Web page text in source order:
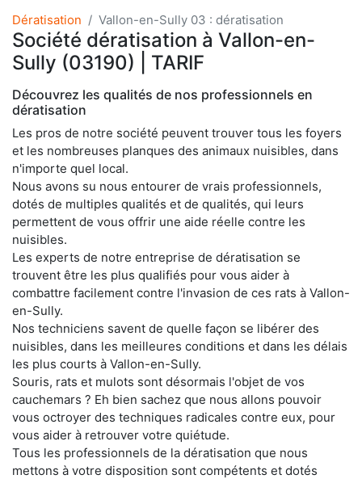
Dératisation Vallon-en-Sully 03 : dératisation
Société dératisation à Vallon-en-
Sully (03190) | TARIF
Découvrez les qualités de nos professionnels en
dératisation
Les pros de notre société peuvent trouver tous les foyers
et les nombreuses planques des animaux nuisibles, dans
n'importe quel local.
Nous avons su nous entourer de vrais professionnels,
dotés de multiples qualités et de qualités, qui leurs
permettent de vous offrir une aide réelle contre les
nuisibles.
Les experts de notre entreprise de dératisation se
trouvent être les plus qualifiés pour vous aider à
combattre facilement contre l'invasion de ces rats à Vallon-
en-Sully.
Nos techniciens savent de quelle façon se libérer des
nuisibles, dans les meilleures conditions et dans les délais
les plus courts à Vallon-en-Sully.
Souris, rats et mulots sont désormais l'objet de vos
cauchemars ? Eh bien sachez que nous allons pouvoir
vous octroyer des techniques radicales contre eux, pour
vous aider à retrouver votre quiétude.
Tous les professionnels de la dératisation que nous
mettons à votre disposition sont compétents et dotés